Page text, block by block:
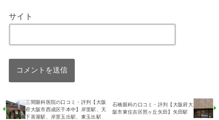
サイト
三間眼科医院の口コミ・評判【大阪
府大阪市西成区千本中】岸里駅、天
下茶屋駅、岸里玉出駅、東玉出駅
石橋眼科の口コミ・評判【大阪府大
阪市東住吉区照ヶ丘矢田】矢田駅